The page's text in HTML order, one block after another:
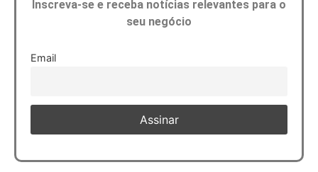
Inscreva-se e receba notícias relevantes para o
seu negócio
Email